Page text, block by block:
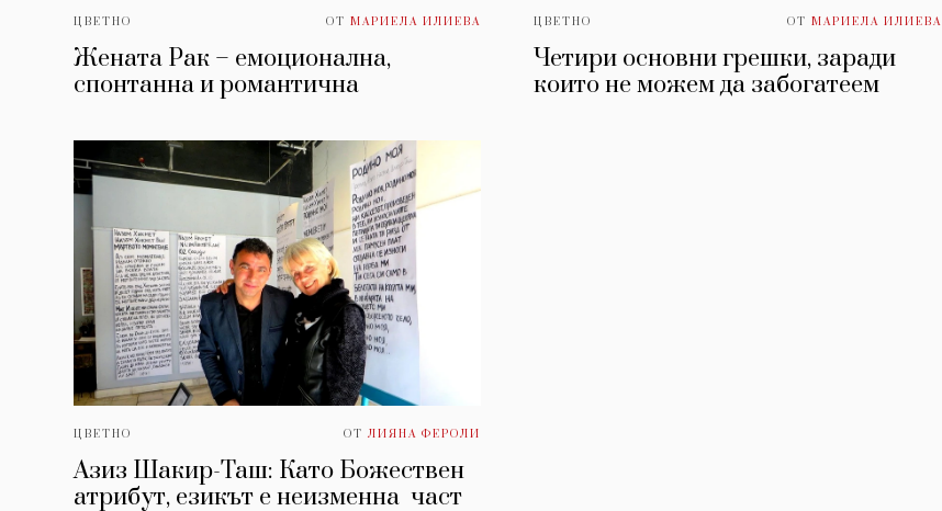
ЦВЕТНО ОТМАРИЕЛА ИЛИЕВА
Жената Рак – емоционална,
спонтанна и романтична
ЦВЕТНО ОТ МАРИЕЛА ИЛИЕВА
Четири основни грешки, заради
които не можем да забогатеем
ЦВЕТНО ОТЛИЯНА ФЕРОЛИ
Азиз Шакир-Таш: Като Божествен
атрибут, езикът е неизменна част